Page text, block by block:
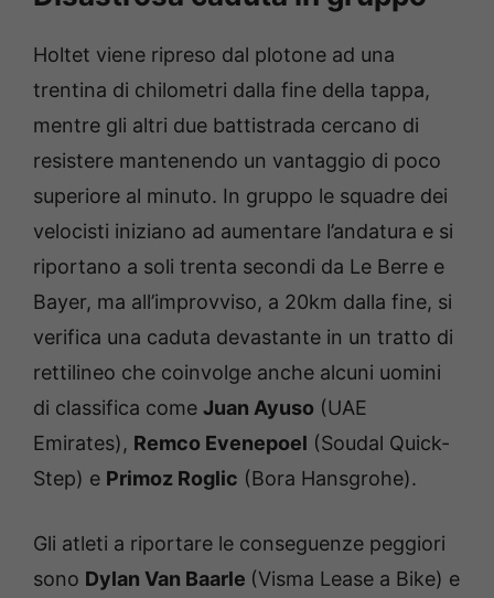
Holtet viene ripreso dal plotone ad una
trentina di chilometri dalla fine della tappa,
mentre gli altri due battistrada cercano di
resistere mantenendo un vantaggio di poco
superiore al minuto. In gruppo le squadre dei
velocisti iniziano ad aumentare l’andatura e si
riportano a soli trenta secondi da Le Berre e
Bayer, ma all’improvviso, a 20km dalla fine, si
verifica una caduta devastante in un tratto di
rettilineo che coinvolge anche alcuni uomini
di classifica come Juan Ayuso (UAE
Emirates), Remco Evenepoel (Soudal Quick-
Step) e Primoz Roglic (Bora Hansgrohe).
Gli atleti a riportare le conseguenze peggiori
sono Dylan Van Baarle (Visma Lease a Bike) e